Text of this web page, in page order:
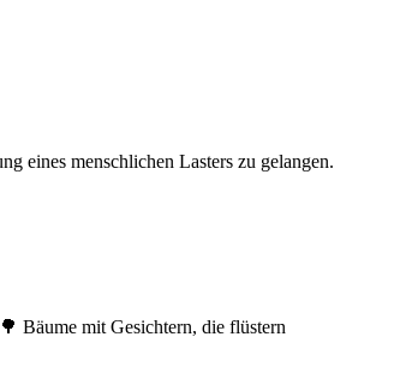
eines menschlichen Lasters zu gelangen.
Bäume mit Gesichtern, die flüstern